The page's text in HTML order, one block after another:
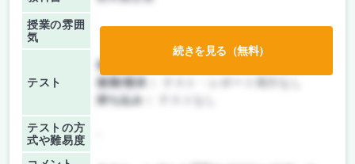
授業の雰囲
気
テスト
前期/中間：
後期/期末：
持ち込み：
テストの方
式や難易度
続きを見る（無料）